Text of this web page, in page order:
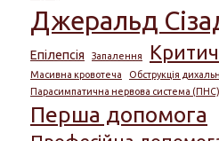
Джеральд
Епілепсія Запалення
Масивна кровотеча Обструкція
Парасимпатична нервова система (ПНС)
Перша допомога